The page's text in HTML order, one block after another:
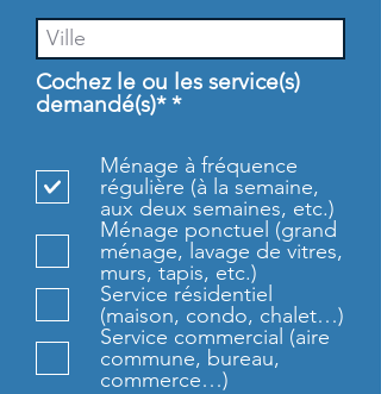
Cochez le ou les service(s)
demandé(s)* *O
g
a
t
o
i
r
e
Ménage à fréquence
régulière (à la semaine,
aux deux semaines, etc.)
Ménage ponctuel (grand
ménage, lavage de vitres,
murs, tapis, etc.)
Service résidentiel
(maison, condo, chalet…)
Service commercial (aire
commune, bureau,
commerce…)